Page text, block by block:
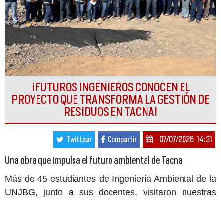
¡FUTUROS INGENIEROS CONOCEN EL
PROYECTO QUE TRANSFORMA LA GESTIÓN DE
RESIDUOS EN TACNA!
Twittear Compartir 07/07/2026 14:31
Una obra que impulsa el futuro ambiental de Tacna
Más de 45 estudiantes de Ingeniería Ambiental de la
UNJBG, junto a sus docentes, visitaron nuestras